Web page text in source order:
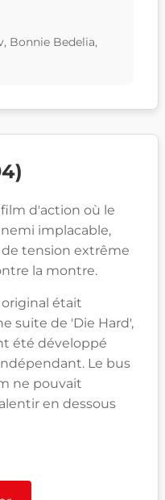
Bonnie Bedelia,
d'action où le
implacable,
de tension extrême
la montre.
original était
suite de 'Die Hard',
été développé
Le bus
ne pouvait
en dessous